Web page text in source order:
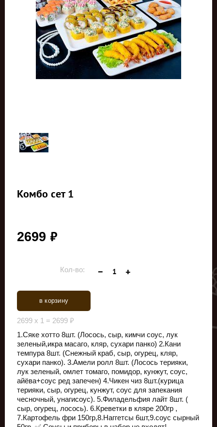
Комбо сет 1
2699 руб.
Кол-во:
в корзину
2699 x 1 = 2699 руб.
1.Сяке хотто 8шт. (Лосось, сыр, кимчи соус, лук
зеленый,икра масаго, кляр, сухари панко) 2.Кани
темпура 8шт. (Снежный краб, сыр, огурец, кляр,
сухари панко). 3.Амели ролл 8шт. (Лосось терияки,
лук зеленый, омлет томаго, помидор, кунжут, соус,
айёва+соус ред запечен) 4.Чикен чиз 8шт.(курица
терияки, сыр, огурец, кунжут, соус для запекания
чесночный, унагисоус). 5.Филадельфия лайт 8шт. (
сыр, огурец, лосось). 6.Креветки в кляре 200гр ,
7.Картофель фри 150гр,8.Наггетсы 6шт,9.соус сырный